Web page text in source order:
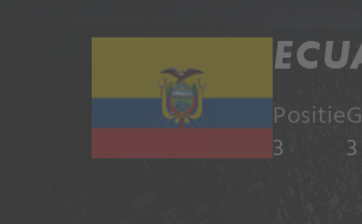
Positie
3
3